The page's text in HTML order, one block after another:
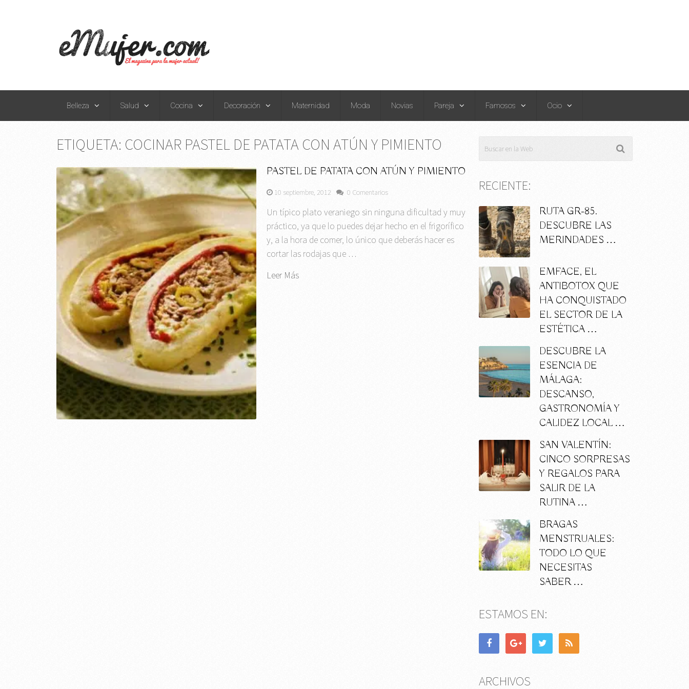
Belleza Salud Cocina Decoración Maternidad Moda Novias Pareja Famosos Ocio
ETIQUETA: COCINAR PASTEL DE PATATA CON ATÚN Y PIMIENTO
PASTEL DE PATATA CON ATÚN Y PIMIENTO
10 septiembre, 2012 0 Comentarios
Un típico plato veraniego sin ninguna dificultad y muy
práctico, ya que lo puedes dejar hecho en el frigorífico
y, a la hora de comer, lo único que deberás hacer es
cortar las rodajas que …
Leer Más
RECIENTE:
RUTA GR-85.
DESCUBRE LAS
MERINDADES …
EMFACE, EL
ANTIBOTOX QUE
HA CONQUISTADO
EL SECTOR DE LA
ESTÉTICA …
DESCUBRE LA
ESENCIA DE
MÁLAGA:
DESCANSO,
GASTRONOMÍA Y
CALIDEZ LOCAL …
SAN VALENTÍN:
CINCO SORPRESAS
Y REGALOS PARA
SALIR DE LA
RUTINA …
BRAGAS
MENSTRUALES:
TODO LO QUE
NECESITAS
SABER …
ESTAMOS EN:
ARCHIVOS